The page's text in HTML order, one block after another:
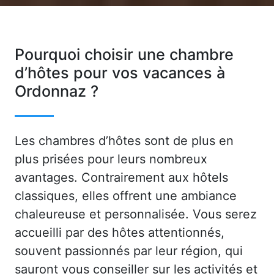
Pourquoi choisir une chambre
d’hôtes pour vos vacances à
Ordonnaz ?
Les chambres d’hôtes sont de plus en
plus prisées pour leurs nombreux
avantages. Contrairement aux hôtels
classiques, elles offrent une ambiance
chaleureuse et personnalisée. Vous serez
accueilli par des hôtes attentionnés,
souvent passionnés par leur région, qui
sauront vous conseiller sur les activités et